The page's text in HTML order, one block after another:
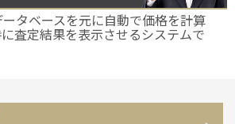
タベースを元に自動で価格を計算
査定結果を表示させるシステムで